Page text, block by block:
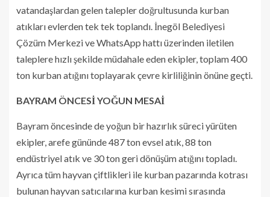
vatandaşlardan gelen talepler doğrultusunda kurban
atıkları evlerden tek tek toplandı. İnegöl Belediyesi
Çözüm Merkezi ve WhatsApp hattı üzerinden iletilen
taleplere hızlı şekilde müdahale eden ekipler, toplam 400
ton kurban atığını toplayarak çevre kirliliğinin önüne geçti.
BAYRAM ÖNCESİ YOĞUN MESAİ
Bayram öncesinde de yoğun bir hazırlık süreci yürüten
ekipler, arefe gününde 487 ton evsel atık, 88 ton
endüstriyel atık ve 30 ton geri dönüşüm atığını topladı.
Ayrıca tüm hayvan çiftlikleri ile kurban pazarında kotrası
bulunan hayvan satıcılarına kurban kesimi sırasında